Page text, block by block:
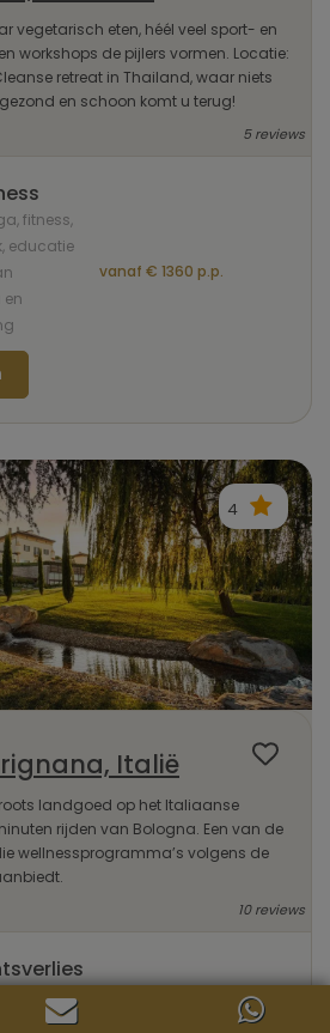
vegetarisch eten, héél veel sport- en
workshops de pijlers vormen. Locatie:
retreat in Thailand, waar niets
en schoon komt u terug!
5 reviews
fitness,
educatie
vanaf € 1360 p.p.
4
Italië
landgoed op het Italiaanse
rijden van Bologna. Een van de
wellnessprogramma’s volgens de
10 reviews
werk aan